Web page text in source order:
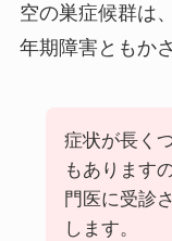
空の巣症候群は
年期障害ともか
症状が長く
もあります
門医に受診
します。